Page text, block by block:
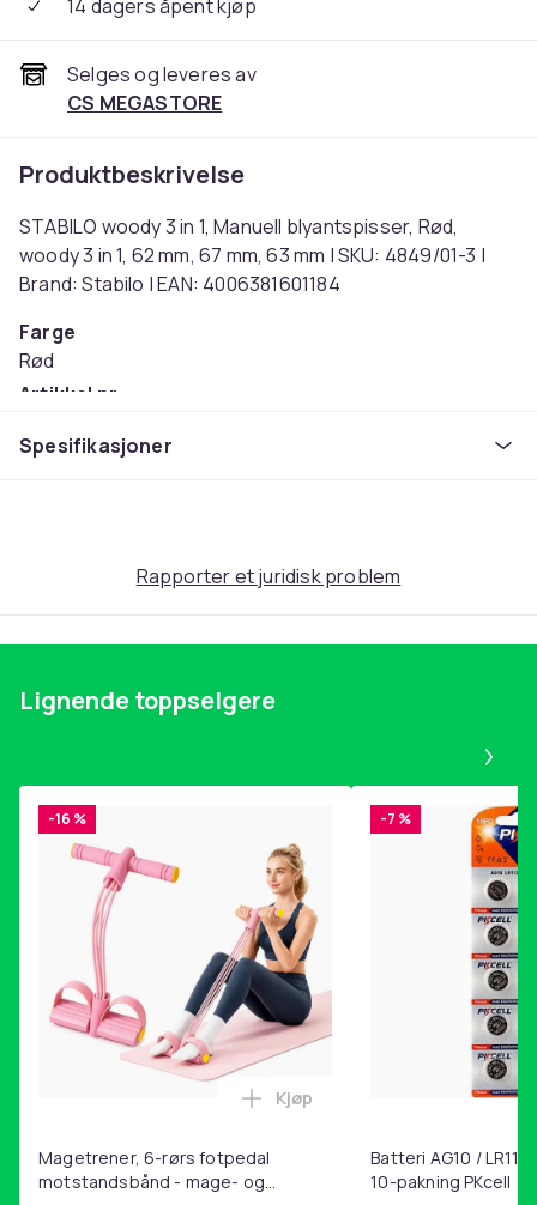
14 dagers åpent kjøp
Selges og leveres av
CS MEGASTORE
Produktbeskrivelse
STABILO woody 3 in 1, Manuell blyantspisser, Rød,
woody 3 in 1, 62 mm, 67 mm, 63 mm | SKU: 4849/01-3 |
Brand: Stabilo | EAN: 4006381601184
Farge
Rød
Artikkel nr.
Spesifikasjoner
Rapporter et juridisk problem
Lignende toppselgere
-16 %
Magetrener, 6-rørs fotpedal
motstandsbånd - mage- og
Legg Magetrener, 6-rørs
Kjøp
-7 %
Batteri AG10 /
10-pakning PKcell